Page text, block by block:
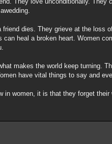
friend dies. They grieve at the loss
can heal a broken heart. Women
makes the world keep turning.
have vital things to say and
in women, it is that they forget their